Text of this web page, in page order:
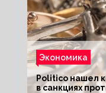
Экономика
Politico нашел
в санкциях